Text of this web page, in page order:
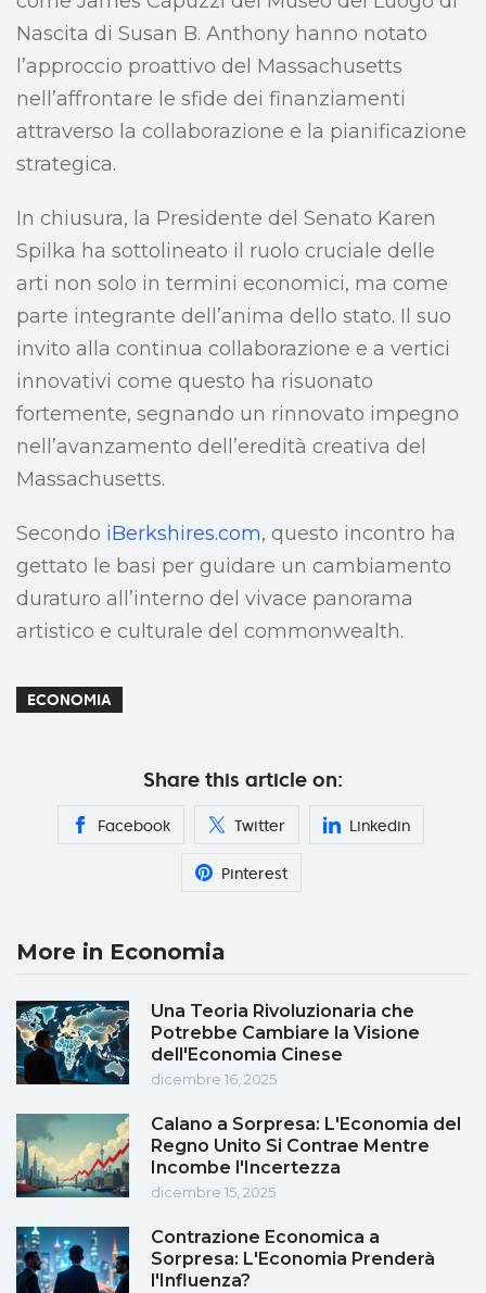
Nascita di Susan B. Anthony hanno notato
l’approccio proattivo del Massachusetts
nell’affrontare le sfide dei finanziamenti
attraverso la collaborazione e la pianificazione
strategica.
In chiusura, la Presidente del Senato Karen
Spilka ha sottolineato il ruolo cruciale delle
arti non solo in termini economici, ma come
parte integrante dell’anima dello stato. Il suo
invito alla continua collaborazione e a vertici
innovativi come questo ha risuonato
fortemente, segnando un rinnovato impegno
nell’avanzamento dell’eredità creativa del
Massachusetts.
Secondo iBerkshires.com, questo incontro ha
gettato le basi per guidare un cambiamento
duraturo all’interno del vivace panorama
artistico e culturale del commonwealth.
ECONOMIA
Share this article on:
Facebook Twitter Linkedin
Pinterest
More in Economia
Una Teoria Rivoluzionaria che
Potrebbe Cambiare la Visione
dell'Economia Cinese
dicembre 16, 2025
Calano a Sorpresa: L'Economia del
Regno Unito Si Contrae Mentre
Incombe l'Incertezza
dicembre 15, 2025
Contrazione Economica a
Sorpresa: L'Economia Prenderà
l'Influenza?